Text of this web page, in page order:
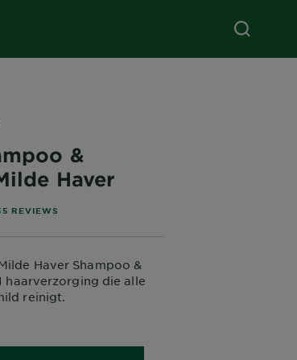
&
Haver
on reviews
REVIEWS
Haver Shampoo &
haarverzorging die alle
reinigt.